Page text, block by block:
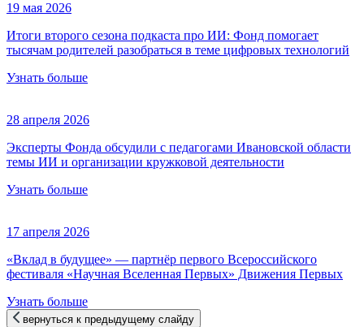
19 мая 2026
Итоги второго сезона подкаста про ИИ: Фонд помогает
тысячам родителей разобраться в теме цифровых технологий
Узнать больше
28 апреля 2026
Эксперты Фонда обсудили с педагогами Ивановской области
темы ИИ и организации кружковой деятельности
Узнать больше
17 апреля 2026
«Вклад в будущее» — партнёр первого Всероссийского
фестиваля «Научная Вселенная Первых» Движения Первых
Узнать больше
вернуться к предыдущему слайду